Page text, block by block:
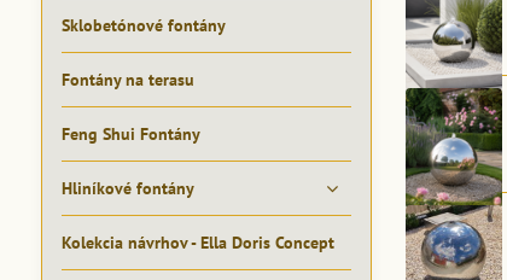
Sklobetónové fontány
Fontány na terasu
Feng Shui Fontány
Hliníkové fontány
Kolekcia návrhov - Ella Doris Concept